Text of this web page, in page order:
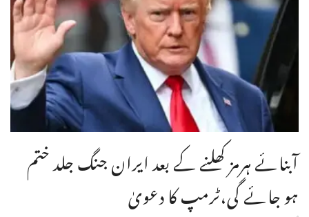
آبنائے ہرمز کھلنے کے بعد ایران جنگ جلد ختم
ہو جائے گی،ٹرمپ کا دعویٰ